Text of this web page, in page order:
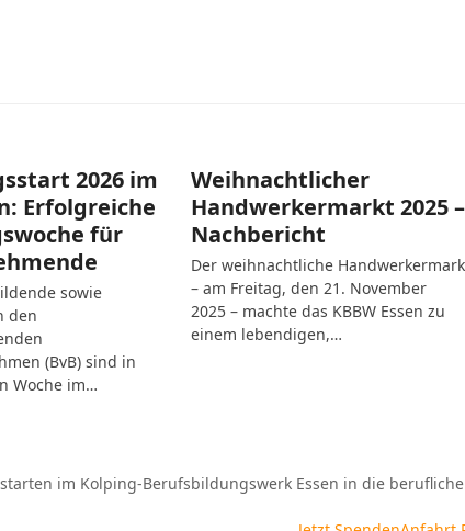
2026 im
Erfolgreiche
für
sowie
den
(BvB) sind in
Woche im…
Weihnachtlicher
Handwerkermarkt 2025 –
Nachbericht
Der weihnachtliche
– am Freitag, den 21. November
2025 – machte das KBBW Essen zu
einem lebendigen,…
im Kolping-Berufsbildungswerk Essen in die berufliche